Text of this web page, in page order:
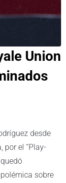
Union
desde
por el “Play-
sobre